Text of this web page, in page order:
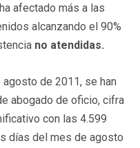
afectado más a las
alcanzando el 90%
no atendidas.
de 2011, se han
abogado de oficio, cifra
con las 4.599
días del mes de agosto